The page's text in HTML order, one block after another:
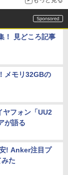
！ 見どころ記事
メモリ32GBの
ヤフォン「UU2
が語る
! Anker注目プ
た